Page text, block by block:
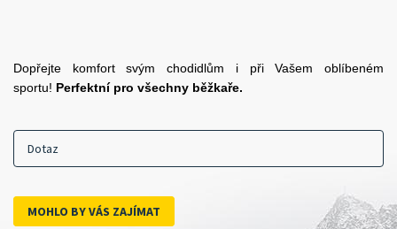
Dopřejte komfort svým chodidlům i při Vašem oblíbeném
sportu! Perfektní pro všechny běžkaře.
Dotaz
MOHLO BY VÁS ZAJÍMAT